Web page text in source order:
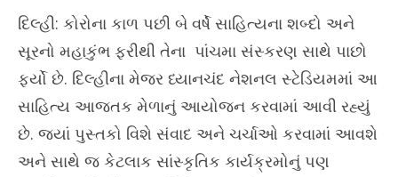
દિલ્હી: કોરોના કાળ પછી બે વર્ષે સાહિત્યના શબ્દો અને
સૂરનો મહાકુંભ ફરીથી તેના પાંચમા સંસ્કરણ સાથે પાછો
ફર્યો છે. દિલ્હીના મેજર ધ્યાનચંદ નેશનલ સ્ટેડિયમમાં આ
સાહિત્ય આજતક મેળાનું આયોજન કરવામાં આવી રહ્યું
છે. જ્યાં પુસ્તકો વિશે સંવાદ અને ચર્ચાઓ કરવામાં આવશે
અને સાથે જ કેટલાક સાંસ્કૃતિક કાર્યક્રમોનું પણ